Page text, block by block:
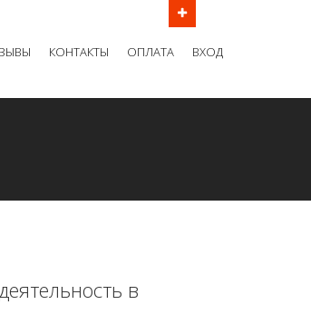
КОНТАКТЫ ОПЛАТА ВХОД
в